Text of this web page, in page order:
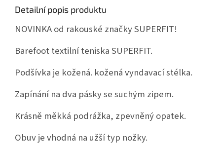
Detailní popis produktu
NOVINKA od rakouské značky SUPERFIT!
Barefoot textilní teniska SUPERFIT.
Podšívka je kožená. kožená vyndavací stélka.
Zapínání na dva pásky se suchým zipem.
Krásně měkká podrážka, zpevněný opatek.
Obuv je vhodná na užší typ nožky.